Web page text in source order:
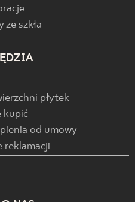
szkła
płytek
kupić
od umowy
reklamacji